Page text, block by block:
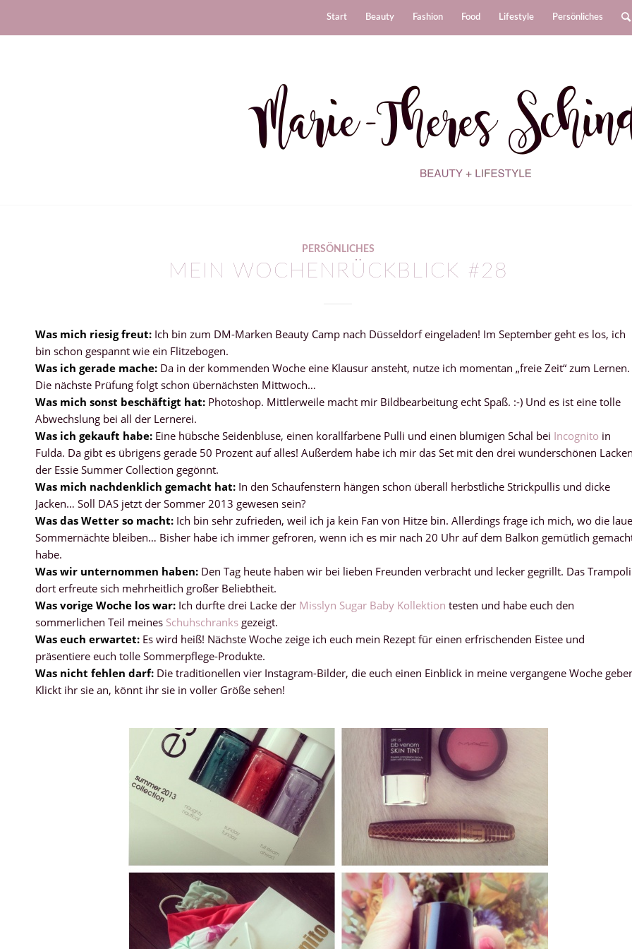
Start Beauty Fashion Food Lifestyle Persönliches
PERSÖNLICHES
MEIN WOCHENRÜCKBLICK #28
Was mich riesig freut: Ich bin zum DM-Marken Beauty Camp nach Düsseldorf eingeladen! Im September geht es los, ich
bin schon gespannt wie ein Flitzebogen.
Was ich gerade mache: Da in der kommenden Woche eine Klausur ansteht, nutze ich momentan „freie Zeit“ zum Lernen.
Die nächste Prüfung folgt schon übernächsten Mittwoch…
Was mich sonst beschäftigt hat: Photoshop. Mittlerweile macht mir Bildbearbeitung echt Spaß. :-) Und es ist eine tolle
Abwechslung bei all der Lernerei.
Was ich gekauft habe: Eine hübsche Seidenbluse, einen korallfarbene Pulli und einen blumigen Schal bei Incognito in
Fulda. Da gibt es übrigens gerade 50 Prozent auf alles! Außerdem habe ich mir das Set mit den drei wunderschönen
der Essie Summer Collection gegönnt.
Was mich nachdenklich gemacht hat: In den Schaufenstern hängen schon überall herbstliche Strickpullis und dicke
Jacken… Soll DAS jetzt der Sommer 2013 gewesen sein?
Was das Wetter so macht: Ich bin sehr zufrieden, weil ich ja kein Fan von Hitze bin. Allerdings frage ich mich, wo die
Sommernächte bleiben… Bisher habe ich immer gefroren, wenn ich es mir nach 20 Uhr auf dem Balkon gemütlich
habe.
Was wir unternommen haben: Den Tag heute haben wir bei lieben Freunden verbracht und lecker gegrillt. Das
dort erfreute sich mehrheitlich großer Beliebtheit.
Was vorige Woche los war: Ich durfte drei Lacke der Misslyn Sugar Baby Kollektion testen und habe euch den
sommerlichen Teil meines Schuhschranks gezeigt.
Was euch erwartet: Es wird heiß! Nächste Woche zeige ich euch mein Rezept für einen erfrischenden Eistee und
präsentiere euch tolle Sommerpflege-Produkte.
Was nicht fehlen darf: Die traditionellen vier Instagram-Bilder, die euch einen Einblick in meine vergangene Woche
Klickt ihr sie an, könnt ihr sie in voller Größe sehen!